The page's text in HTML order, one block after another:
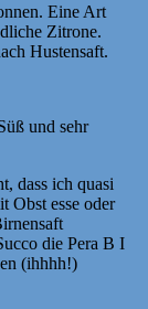
Eine Art
Zitrone.
Hustensaft.
und sehr
dass ich quasi
Obst esse oder
die Pera B I
(ihhhh!)